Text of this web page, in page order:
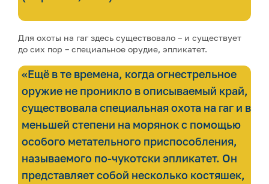
Для охоты на гаг здесь существовало – и существует
до сих пор – специальное орудие, эпликатет.
«Ещё в те времена, когда огнестрельное
оружие не проникло в описываемый край,
существовала специальная охота на гаг и в
меньшей степени на морянок с помощью
особого метательного приспособления,
называемого по-чукотски эпликатет. Он
представляет собой несколько костяшек,